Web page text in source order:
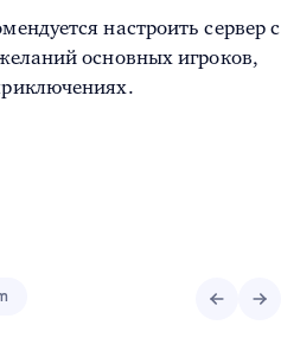
настроить сервер с
основных игроков,